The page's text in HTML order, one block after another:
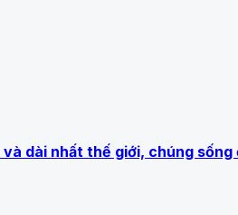
và dài nhất thế giới, chúng sống